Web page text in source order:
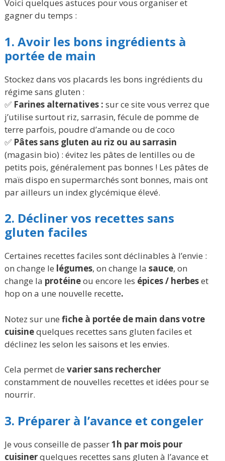
Voici quelques astuces pour vous organiser et
gagner du temps :
1. Avoir les bons ingrédients à
portée de main
Stockez dans vos placards les bons ingrédients du
régime sans gluten :
✅ Farines alternatives : sur ce site vous verrez que
j’utilise surtout riz, sarrasin, fécule de pomme de
terre parfois, poudre d’amande ou de coco
✅ Pâtes sans gluten au riz ou au sarrasin
(magasin bio) : évitez les pâtes de lentilles ou de
petits pois, généralement pas bonnes ! Les pâtes de
maïs dispo en supermarchés sont bonnes, mais ont
par ailleurs un index glycémique élevé.
2. Décliner vos recettes sans
gluten faciles
Certaines recettes faciles sont déclinables à l’envie :
on change le légumes, on change la sauce, on
change la protéineou encore les épices / herbeset
hop on a une nouvelle recette.
Notez sur une fiche à portée de main dans votre
cuisinequelques recettes sans gluten faciles et
déclinez les selon les saisons et les envies.
Cela permet de varier sans rechercher
constamment de nouvelles recettes et idées pour se
nourrir.
3. Préparer à l’avance et congeler
Je vous conseille de passer1h par mois pour
cuisinerquelques recettes sans gluten à l’avance et